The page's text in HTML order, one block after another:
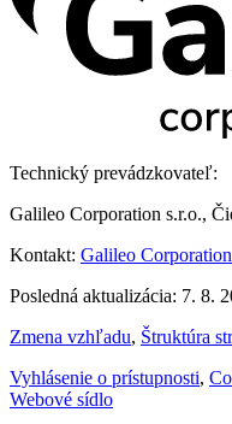
Technický prevádzkovateľ:
Galileo Corporation s.r.o.,
Kontakt: Galileo
Posledná aktualizácia: 7. 8.
Zmena vzhľadu, Štruktúra
Vyhlásenie o prístupnosti,
Webové sídlo